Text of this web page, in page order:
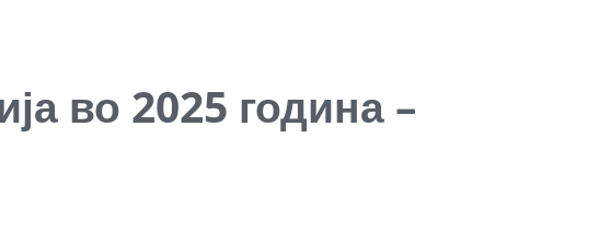
во 2025 година –